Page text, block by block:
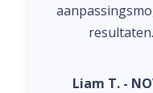
Liam T. -